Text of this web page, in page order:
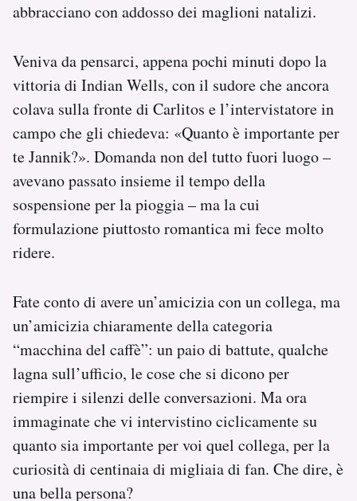
abbracciano con addosso dei maglioni natalizi.
Veniva da pensarci, appena pochi minuti dopo la
vittoria di Indian Wells, con il sudore che ancora
colava sulla fronte di Carlitos e l’intervistatore in
campo che gli chiedeva: «Quanto è importante per
te Jannik?». Domanda non del tutto fuori luogo –
avevano passato insieme il tempo della
sospensione per la pioggia – ma la cui
formulazione piuttosto romantica mi fece molto
ridere.
Fate conto di avere un’amicizia con un collega, ma
un’amicizia chiaramente della categoria
“macchina del caffè”: un paio di battute, qualche
lagna sull’ufficio, le cose che si dicono per
riempire i silenzi delle conversazioni. Ma ora
immaginate che vi intervistino ciclicamente su
quanto sia importante per voi quel collega, per la
curiosità di centinaia di migliaia di fan. Che dire, è
una bella persona?